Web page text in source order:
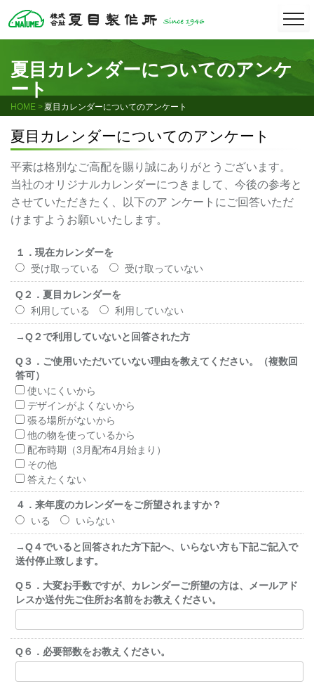
Skip
夏目カレンダーについてのアンケ
ート
HOME 夏目カレンダーについてのアンケート
夏目カレンダーについてのアンケート
平素は格別なご高配を賜り誠にありがとうございます。
当社のオリジナルカレンダーにつきまして、今後の参考と
させていただきたく、以下のア ンケートにご回答いただ
けますようお願いいたします。
１．現在カレンダーを
受け取っている
受け取っていない
Q２．夏目カレンダーを
利用している
利用していない
→Q２で利用していないと回答された方
Q３．ご使用いただいていない理由を教えてください。（複数回
答可）
使いにくいから
デザインがよくないから
張る場所がないから
他の物を使っているから
配布時期（3月配布4月始まり）
その他
答えたくない
４．来年度のカレンダーをご所望されますか？
いる
いらない
→Q４でいると回答された方下記へ、いらない方も下記ご記入で
送付停止致します。
Q５．大変お手数ですが、カレンダーご所望の方は、メールアド
レスか送付先ご住所お名前をお教えください。
Q６．必要部数をお教えください。